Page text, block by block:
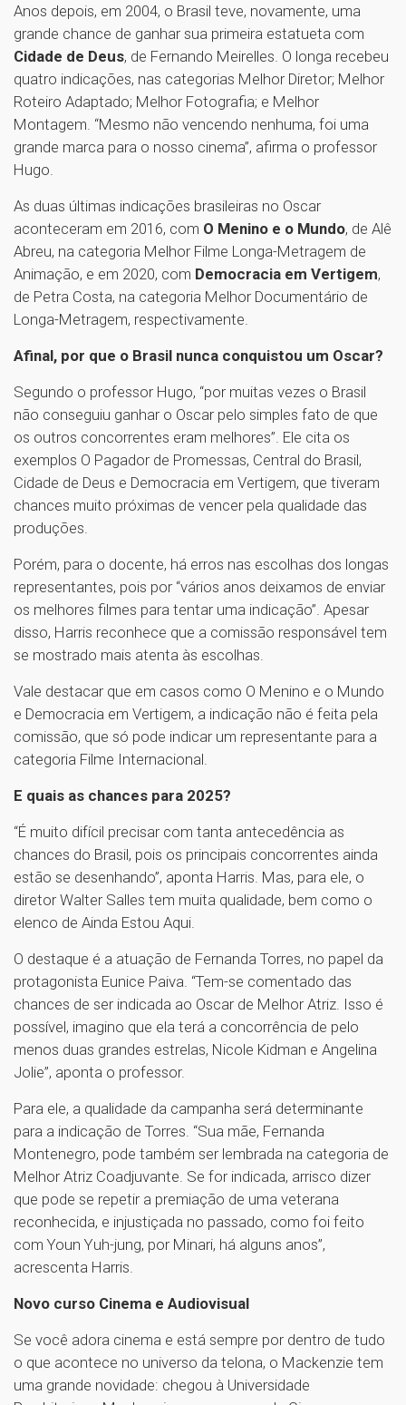
Anos depois, em 2004, o Brasil teve, novamente, uma
grande chance de ganhar sua primeira estatueta com
Cidade de Deus, de Fernando Meirelles. O longa recebeu
quatro indicações, nas categorias Melhor Diretor; Melhor
Roteiro Adaptado; Melhor Fotografia; e Melhor
Montagem. “Mesmo não vencendo nenhuma, foi uma
grande marca para o nosso cinema”, afirma o professor
Hugo.
As duas últimas indicações brasileiras no Oscar
aconteceram em 2016, com O Menino e o Mundo, de Alê
Abreu, na categoria Melhor Filme Longa-Metragem de
Animação, e em 2020, com Democracia em Vertigem,
de Petra Costa, na categoria Melhor Documentário de
Longa-Metragem, respectivamente.
Afinal, por que o Brasil nunca conquistou um Oscar?
Segundo o professor Hugo, “por muitas vezes o Brasil
não conseguiu ganhar o Oscar pelo simples fato de que
os outros concorrentes eram melhores”. Ele cita os
exemplos O Pagador de Promessas, Central do Brasil,
Cidade de Deus e Democracia em Vertigem, que tiveram
chances muito próximas de vencer pela qualidade das
produções.
Porém, para o docente, há erros nas escolhas dos longas
representantes, pois por “vários anos deixamos de enviar
os melhores filmes para tentar uma indicação”. Apesar
disso, Harris reconhece que a comissão responsável tem
se mostrado mais atenta às escolhas.
Vale destacar que em casos como O Menino e o Mundo
e Democracia em Vertigem, a indicação não é feita pela
comissão, que só pode indicar um representante para a
categoria Filme Internacional.
E quais as chances para 2025?
“É muito difícil precisar com tanta antecedência as
chances do Brasil, pois os principais concorrentes ainda
estão se desenhando”, aponta Harris. Mas, para ele, o
diretor Walter Salles tem muita qualidade, bem como o
elenco de Ainda Estou Aqui.
O destaque é a atuação de Fernanda Torres, no papel da
protagonista Eunice Paiva. “Tem-se comentado das
chances de ser indicada ao Oscar de Melhor Atriz. Isso é
possível, imagino que ela terá a concorrência de pelo
menos duas grandes estrelas, Nicole Kidman e Angelina
Jolie”, aponta o professor.
Para ele, a qualidade da campanha será determinante
para a indicação de Torres. “Sua mãe, Fernanda
Montenegro, pode também ser lembrada na categoria de
Melhor Atriz Coadjuvante. Se for indicada, arrisco dizer
que pode se repetir a premiação de uma veterana
reconhecida, e injustiçada no passado, como foi feito
com Youn Yuh-jung, por Minari, há alguns anos”,
acrescenta Harris.
Novo curso Cinema e Audiovisual
Se você adora cinema e está sempre por dentro de tudo
o que acontece no universo da telona, o Mackenzie tem
uma grande novidade: chegou à Universidade